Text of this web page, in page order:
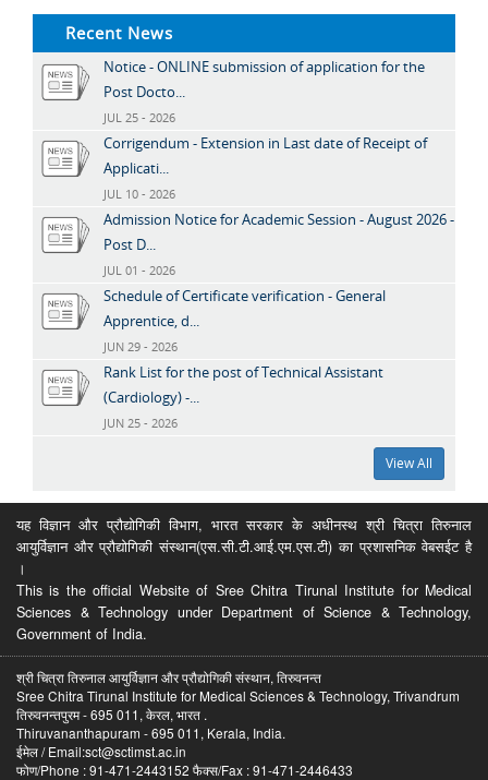
Recent News
Notice - ONLINE submission of application for the
Post Docto...
JUL 25 - 2026
Corrigendum - Extension in Last date of Receipt of
Applicati...
JUL 10 - 2026
Admission Notice for Academic Session - August 2026 -
Post D...
JUL 01 - 2026
Schedule of Certificate verification - General
Apprentice, d...
JUN 29 - 2026
Rank List for the post of Technical Assistant
(Cardiology) -...
JUN 25 - 2026
View All
यह विज्ञान और प्रौद्योगिकी विभाग, भारत सरकार के अधीनस्थ श्री चित्रा तिरुनाल
आयुर्विज्ञान और प्रौद्योगिकी संस्थान(एस.सी.टी.आई.एम.एस.टी) का प्रशासनिक वेबसईट है
।
This is the official Website of Sree Chitra Tirunal Institute for Medical
Sciences & Technology under Department of Science & Technology,
Government of India.
श्री चित्रा तिरुनाल आयुर्विज्ञान और प्रौद्योगिकी संस्थान, तिरुवनन्त
Sree Chitra Tirunal Institute for Medical Sciences & Technology, Trivandrum
तिरुवनन्तपुरम - 695 011, केरल, भारत .
Thiruvananthapuram - 695 011, Kerala, India.
ईमेल / Email:sct@sctimst.ac.in
फोण/Phone : 91-471-2443152 फैक्स/Fax : 91-471-2446433